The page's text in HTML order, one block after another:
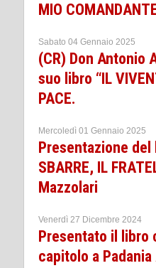
MIO
Sabato 04 Gennaio 2025
(CR) Don Antonio
suo libro “IL
PACE.
Mercoledì 01 Gennaio 2025
Presentazione del
SBARRE, IL
Mazzolari
Venerdì 27 Dicembre 2024
Presentato il libro
capitolo a